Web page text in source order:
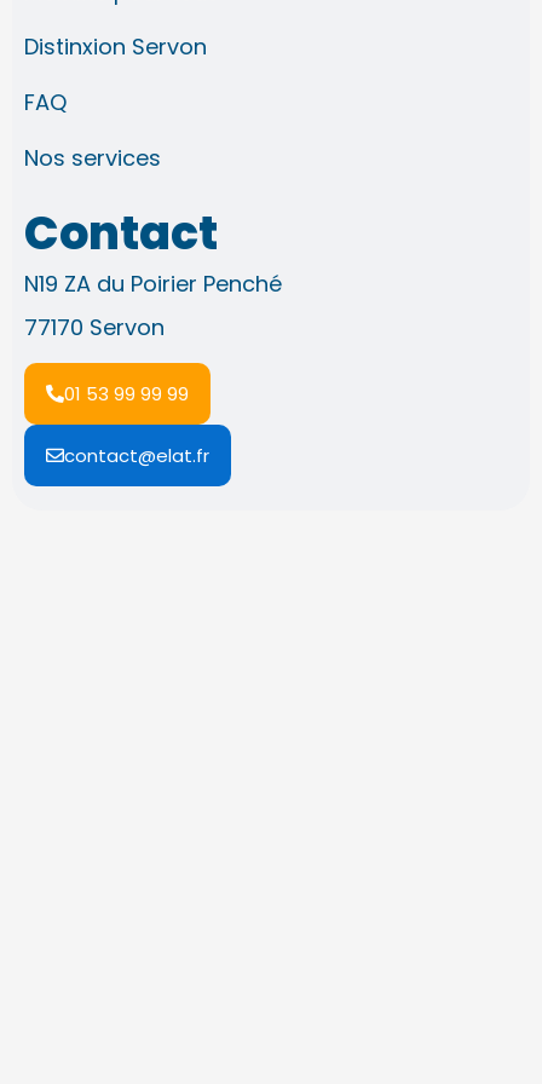
Distinxion Servon
FAQ
Nos services
Contact
N19 ZA du Poirier Penché
77170 Servon
01 53 99 99 99
contact@elat.fr